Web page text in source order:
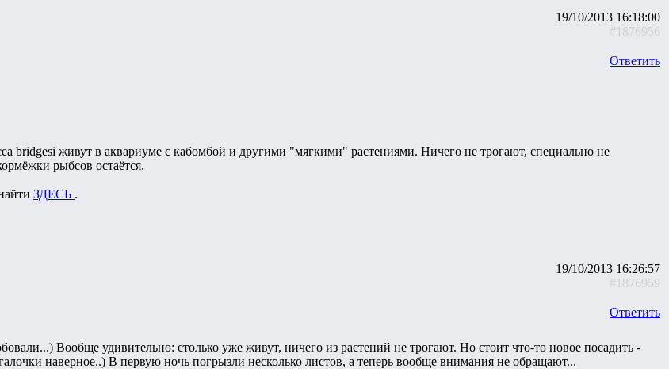
19/10/2013 16:18:00
#1876956
Ответить
bridgesi живут в аквариуме с кабомбой и другими "мягкими" растениями. Ничего не трогают, специально не
рыбсов остаётся.
ЗДЕСЬ .
19/10/2013 16:26:57
#1876959
Ответить
Вообще удивительно: столько уже живут, ничего из растений не трогают. Но стоит что-то новое посадить -
наверное..) В первую ночь погрызли несколько листов, а теперь вообще внимания не обращают...